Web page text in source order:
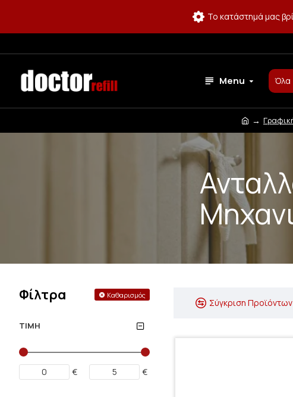
Το κατάστημά μας
Menu Όλα
Φίλτρα Καθαρισμός
ΤΙΜΉ
€ €
Σύγκριση Προϊόντων